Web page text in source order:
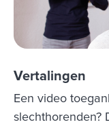
Vertalingen
Een video
slechthorenden?